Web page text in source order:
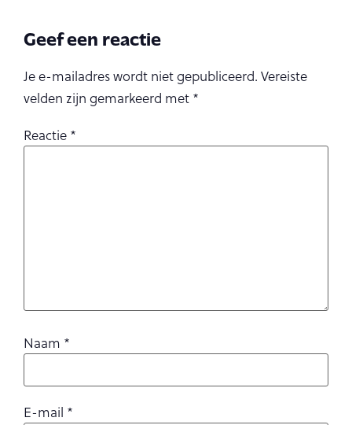
Geef een reactie
Je e-mailadres wordt niet gepubliceerd. Vereiste
velden zijn gemarkeerd met *
Reactie *
Naam *
E-mail *